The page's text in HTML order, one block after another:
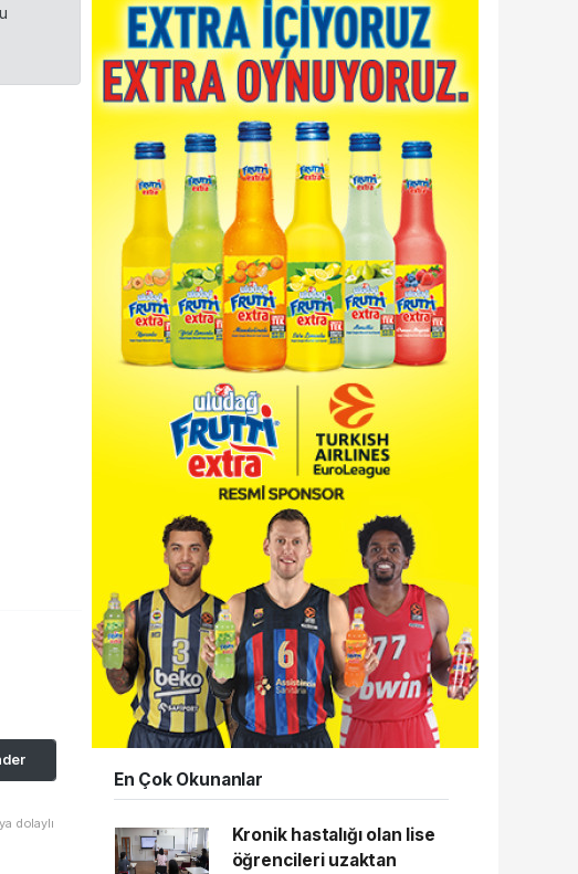
dolaylı
En Çok Okunanlar
Kronik hastalığı olan lise
öğrencileri uzaktan